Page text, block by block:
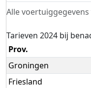
Alle voertuiggegevens
Tarieven 2024 bij
Prov.
Groningen
Friesland